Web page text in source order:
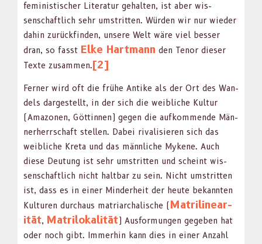
fem­i­nis­tis­ch­er Lit­er­atur gehal­ten, ist aber wis­
senschaftlich sehr umstrit­ten. Wür­den wir nur wieder
dahin zurück­find­en, unsere Welt wäre viel bess­er
dran, so fasst Elke Hart­mann den Tenor dieser
Texte zusam­men.[2]
Fern­er wird oft die frühe Antike als der Ort des Wan­
dels dargestellt, in der sich die weib­liche Kul­tur
(Ama­zo­nen, Göt­tin­nen) gegen die aufk­om­mende Män­
ner­herrschaft stellen. Dabei rival­isieren sich das
weib­liche Kre­ta und das männliche Mykene. Auch
diese Deu­tung ist sehr umstrit­ten und scheint wis­
senschaftlich nicht halt­bar zu sein. Nicht umstrit­ten
ist, dass es in ein­er Min­der­heit der heute bekan­nten
Kul­turen dur­chaus matri­ar­chalis­che (Matri­lin­ear­
ität, Matrilokalität) Aus­for­mungen gegeben hat
oder noch gibt. Immer­hin kann dies in ein­er Anzahl